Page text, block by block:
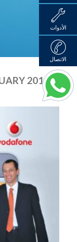
2012
الأدوات
الاتصال